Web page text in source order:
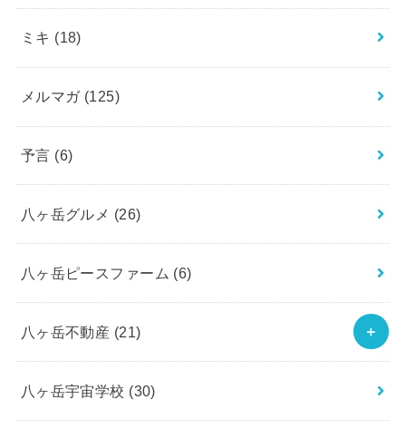
ミキ (18)
メルマガ (125)
予言 (6)
八ヶ岳グルメ (26)
八ヶ岳ピースファーム (6)
八ヶ岳不動産 (21)
八ヶ岳宇宙学校 (30)